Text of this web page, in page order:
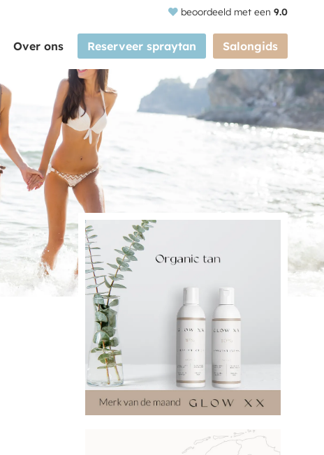
beoordeeld met een 9.0
Over ons Reserveer spraytan Salongids